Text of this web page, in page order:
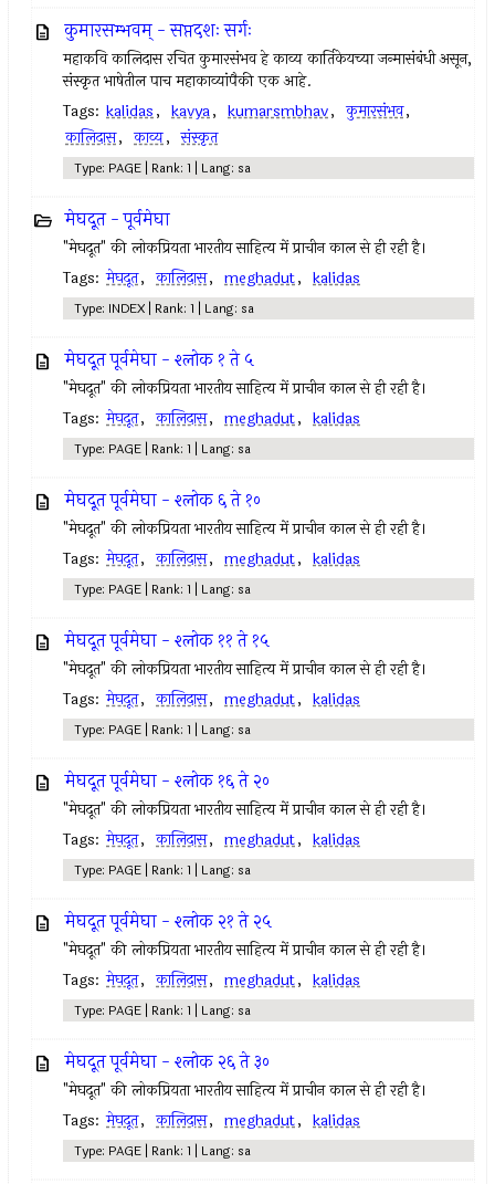
कुमारसम्भवम् - सप्तदशः सर्गः
महाकवि कालिदास रचित कुमारसंभव हे काव्य कार्तिकेयच्या जन्मासंबंधी असून,
संस्कृत भाषेतील पाच महाकाव्यांपैकी एक आहे.
Tags: kalidas, kavya, kumarsmbhav, कुमारसंभव,
कालिदास, काव्य, संस्कृत
Type: PAGE | Rank: 1 | Lang: sa
मेघदूत - पूर्वमेघा
"मेघदूत" की लोकप्रियता भारतीय साहित्य में प्राचीन काल से ही रही है।
Tags: मेघदूत, कालिदास, meghadut, kalidas
Type: INDEX | Rank: 1 | Lang: sa
मेघदूत पूर्वमेघा - श्लोक १ ते ५
"मेघदूत" की लोकप्रियता भारतीय साहित्य में प्राचीन काल से ही रही है।
Tags: मेघदूत, कालिदास, meghadut, kalidas
Type: PAGE | Rank: 1 | Lang: sa
मेघदूत पूर्वमेघा - श्लोक ६ ते १०
"मेघदूत" की लोकप्रियता भारतीय साहित्य में प्राचीन काल से ही रही है।
Tags: मेघदूत, कालिदास, meghadut, kalidas
Type: PAGE | Rank: 1 | Lang: sa
मेघदूत पूर्वमेघा - श्लोक ११ ते १५
"मेघदूत" की लोकप्रियता भारतीय साहित्य में प्राचीन काल से ही रही है।
Tags: मेघदूत, कालिदास, meghadut, kalidas
Type: PAGE | Rank: 1 | Lang: sa
मेघदूत पूर्वमेघा - श्लोक १६ ते २०
"मेघदूत" की लोकप्रियता भारतीय साहित्य में प्राचीन काल से ही रही है।
Tags: मेघदूत, कालिदास, meghadut, kalidas
Type: PAGE | Rank: 1 | Lang: sa
मेघदूत पूर्वमेघा - श्लोक २१ ते २५
"मेघदूत" की लोकप्रियता भारतीय साहित्य में प्राचीन काल से ही रही है।
Tags: मेघदूत, कालिदास, meghadut, kalidas
Type: PAGE | Rank: 1 | Lang: sa
मेघदूत पूर्वमेघा - श्लोक २६ ते ३०
"मेघदूत" की लोकप्रियता भारतीय साहित्य में प्राचीन काल से ही रही है।
Tags: मेघदूत, कालिदास, meghadut, kalidas
Type: PAGE | Rank: 1 | Lang: sa